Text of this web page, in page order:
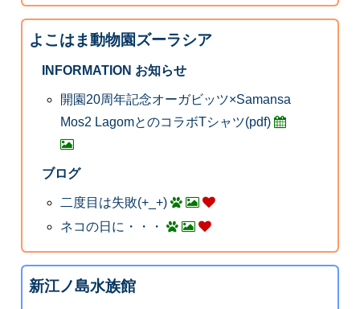
よこはま動物園ズーラシア
INFORMATION お知らせ
開園20周年記念オーガビッツ×Samansa
Mos2 LagomとのコラボTシャツ(pdf)
ブログ
二度目は失敗(+_+)
ネコの日に・・・
新江ノ島水族館